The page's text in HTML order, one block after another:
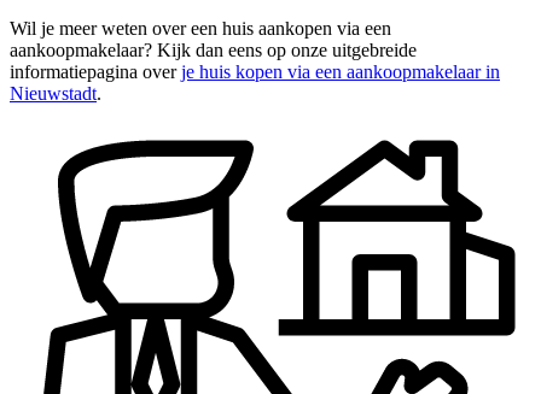
Wil je meer weten over een huis aankopen via een
aankoopmakelaar? Kijk dan eens op onze uitgebreide
informatiepagina overje huis kopen via een aankoopmakelaar in
Nieuwstadt.